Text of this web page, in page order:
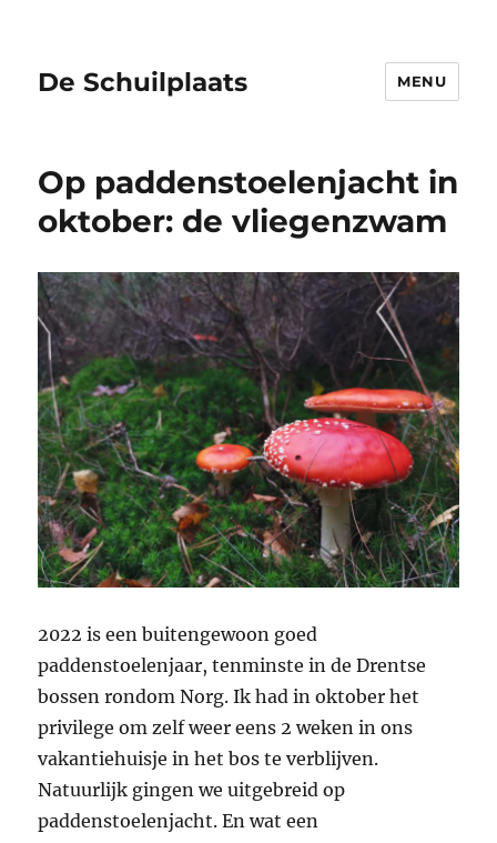
De Schuilplaats MENU
Op paddenstoelenjacht in
oktober: de vliegenzwam
2022 is een buitengewoon goed
paddenstoelenjaar, tenminste in de Drentse
bossen rondom Norg. Ik had in oktober het
privilege om zelf weer eens 2 weken in ons
vakantiehuisje in het bos te verblijven.
Natuurlijk gingen we uitgebreid op
paddenstoelenjacht. En wat een